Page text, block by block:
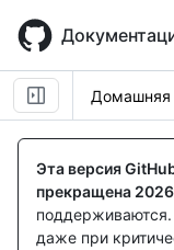
main
content
Домашняя
Эта версия
прекращена
поддерживаются.
даже при